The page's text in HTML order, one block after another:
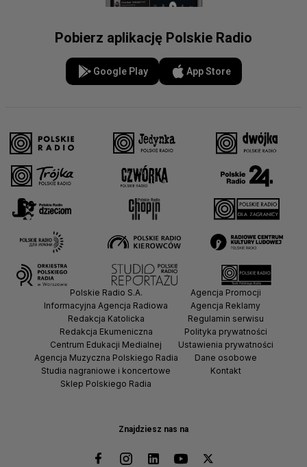
Pobierz aplikację Polskie Radio
Google Play App Store
Znajdziesz nas na
Polskie Radio S.A.
Informacyjna Agencja Radiowa
Redakcja Katolicka
Redakcja Ekumeniczna
Centrum Edukacji Medialnej
Agencja Muzyczna Polskiego Radia
Studia nagraniowe i koncertowe
Sklep Polskiego Radia
Agencja Promocji
Agencja Reklamy
Regulamin serwisu
Polityka prywatności
Ustawienia prywatności
Dane osobowe
Kontakt